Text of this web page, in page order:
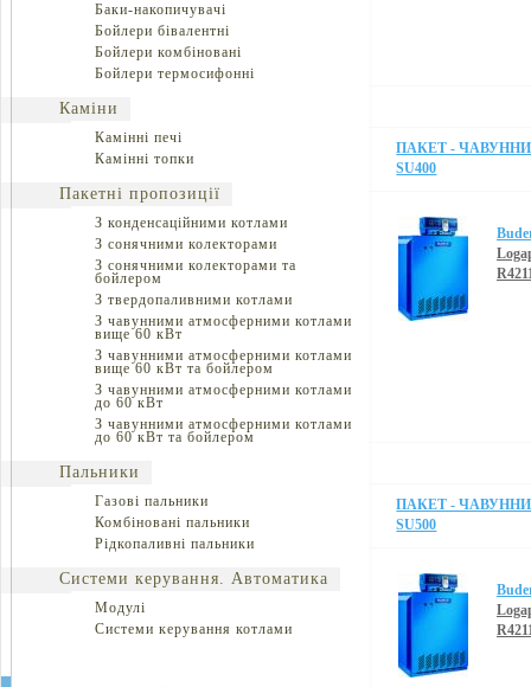
Баки-накопичувачі
Бойлери бівалентні
Бойлери комбіновані
Бойлери термосифонні
Каміни
Камінні печі
Камінні топки
Пакетні пропозиції
З конденсаційними котлами
З сонячними колекторами
З сонячними колекторами та
бойлером
З твердопаливними котлами
З чавунними атмосферними котлами
вище 60 кВт
З чавунними атмосферними котлами
вище 60 кВт та бойлером
З чавунними атмосферними котлами
до 60 кВт
З чавунними атмосферними котлами
до 60 кВт та бойлером
Пальники
Газові пальники
Комбіновані пальники
Рідкопаливні пальники
Системи керування. Автоматика
Модулі
Системи керування котлами
ПАКЕТ -
SU400
ПАКЕТ -
SU500